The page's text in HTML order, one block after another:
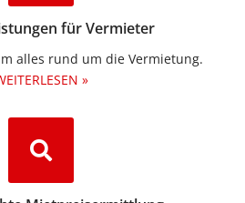
für Vermieter
alles rund um die Vermietung.​
»